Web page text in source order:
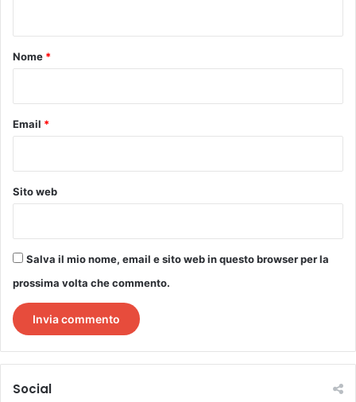
o
Nome *
Email *
Sito web
Salva il mio nome, email e sito web in questo browser per la
prossima volta che commento.
Social